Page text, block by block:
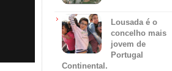
Lousada é o
concelho mais
jovem de
Portugal
Continental.